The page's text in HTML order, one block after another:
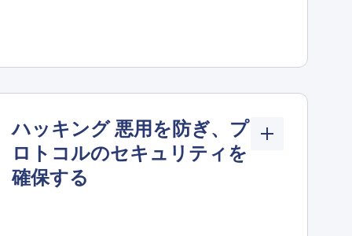
ハッキング 悪用を防ぎ、プ
ロトコルのセキュリティを
確保する